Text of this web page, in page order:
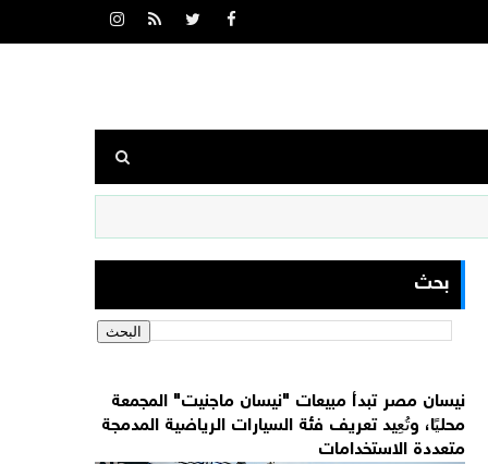
بحث
نيسان مصر تبدأ مبيعات "نيسان ماجنيت" المجمعة
محليًا، وتُعِيد تعريف فئة السيارات الرياضية المدمجة
متعددة الاستخدامات